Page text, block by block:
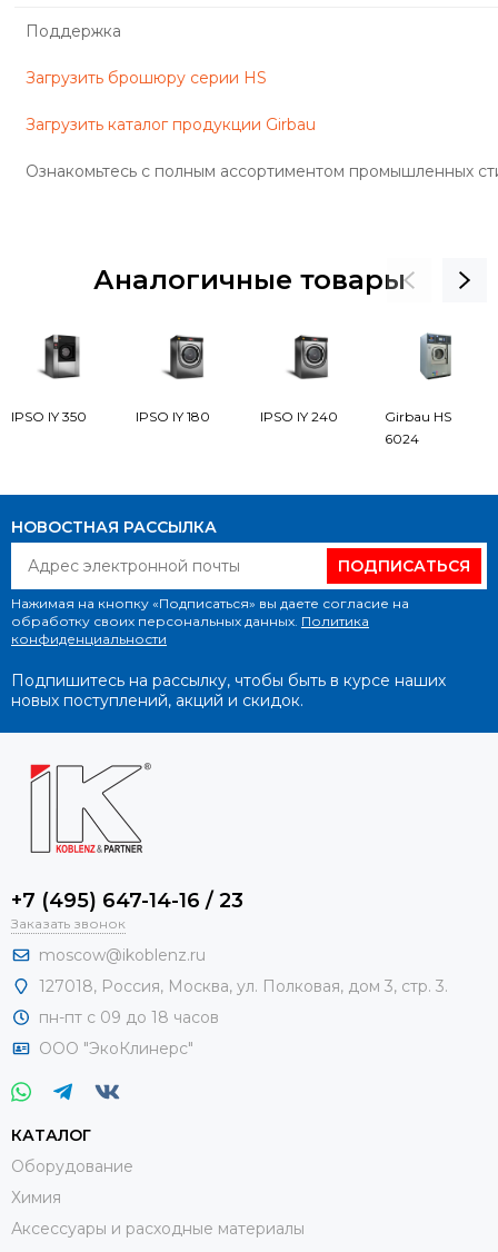
Поддержка
Загрузить брошюру серии HS
Загрузить каталог продукции Girbau
Ознакомьтесь с полным ассортиментом промышленных
Аналогичные товары
IPSO IY 350 IPSO IY 180 IPSO IY 240
Girbau HS
6024
НОВОСТНАЯ РАССЫЛКА
ПОДПИСАТЬСЯ
Нажимая на кнопку «Подписаться» вы даете согласие на
обработку своих персональных данных. Политика
конфиденциальности
Подпишитесь на рассылку, чтобы быть в курсе наших
новых поступлений, акций и скидок.
+7 (495) 647-14-16 / 23
Заказать звонок
moscow@ikoblenz.ru
127018, Россия, Москва, ул. Полковая, дом 3, стр. 3.
пн-пт с 09 до 18 часов
ООО "ЭкоКлинерс"
КАТАЛОГ
Оборудование
Химия
Аксессуары и расходные материалы